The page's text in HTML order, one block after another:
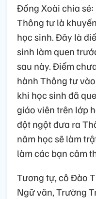
Đồng Xoài chia
Thông tư là
học sinh. Đây là
sinh làm quen
sau này. Điểm
hành Thông tư
khi học sinh đã
giáo viên trên lớp
đột ngột đưa ra
năm học sẽ làm
làm các bạn cảm
Tương tự, cô Đào
Ngữ văn, Trường